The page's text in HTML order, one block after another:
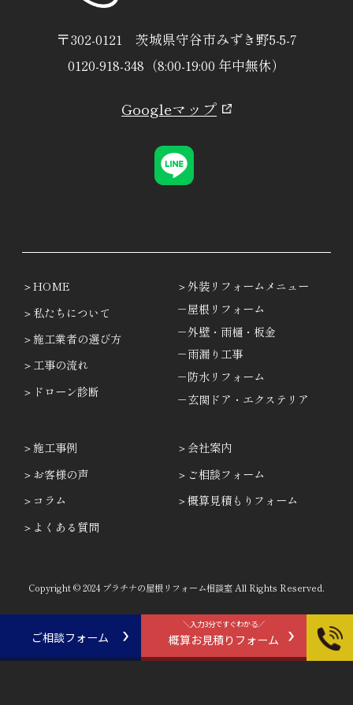
〒302-0121 茨城県守谷市みずき野5-5-7
0120-918-348（8:00-19:00 年中無休）
Googleマップ
HOME
私たちについて
施工業者の選び方
工事の流れ
ドローン診断
外装リフォームメニュー
－屋根リフォーム
－外壁・雨樋・板金
－雨漏り工事
－防水リフォーム
－玄関ドア・エクステリア
施工事例
お客様の声
コラム
よくある質問
会社案内
ご相談フォーム
概算見積もりフォーム
Copyright © 2024 プラチナの屋根リフォーム相談室 All Rights Reserved.
ご相談フォーム
＼入力3分ですぐわかる／
概算お見積りフォーム